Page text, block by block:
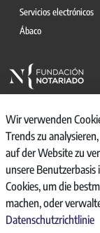
Servicios electrónicos
Ábaco
© 2026, CONSEJO
CANAL
AVISO
Wir verwenden
Trends zu
auf der Website zu
unsere Benutzerbasis
Cookies, um die
machen, oder
Datenschutzrichtlinie